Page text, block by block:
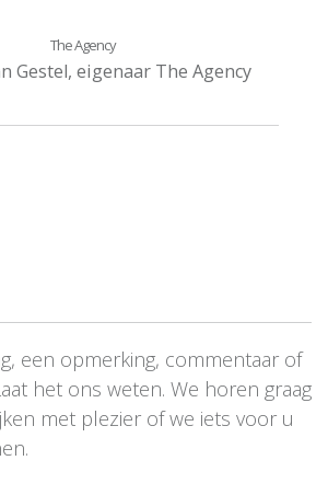
The Agency
Gestel, eigenaar The Agency
een opmerking, commentaar of
het ons weten. We horen graag
met plezier of we iets voor u